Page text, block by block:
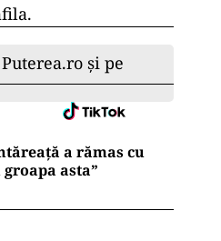
și pe
a rămas cu
asta”